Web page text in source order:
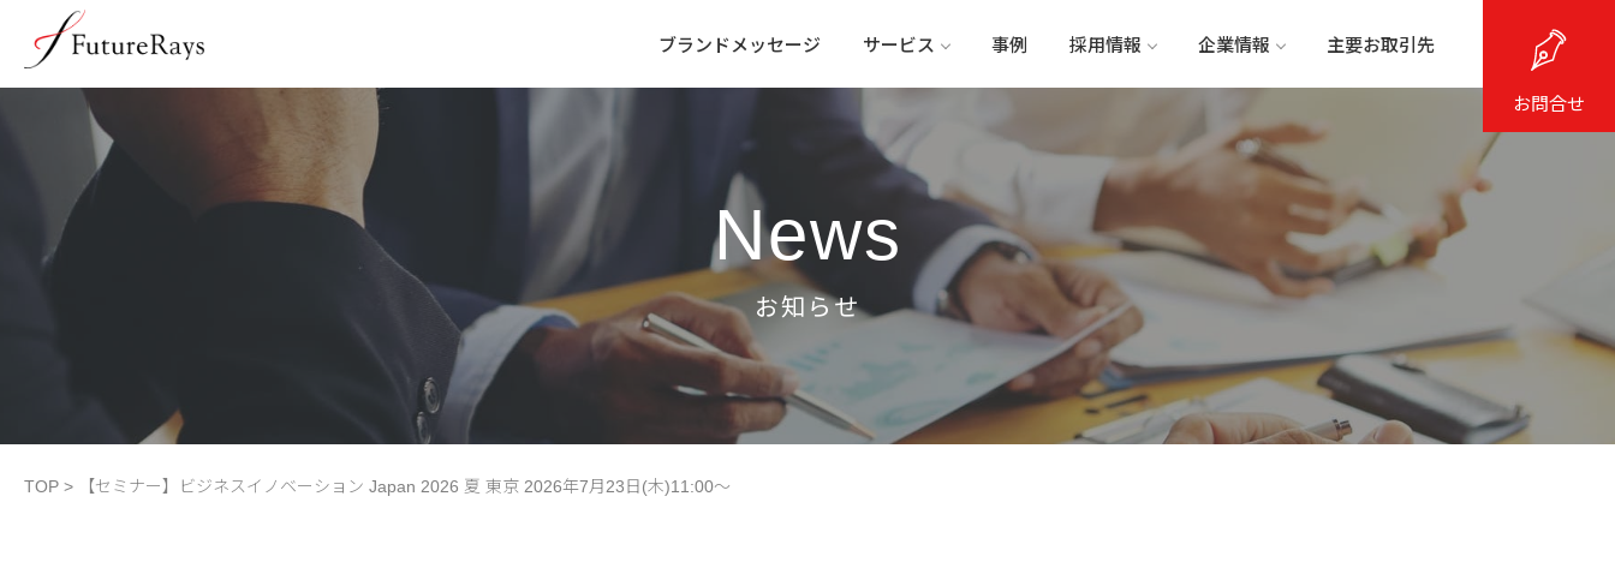
ブランドメッセージ サービス 事例 採用情報 企業情報 主要お取引先
お問合せ
News
TOP > 【セミナー】ビジネスイノベーション Japan 2026 夏 東京 2026年7月23日(木)11:00～